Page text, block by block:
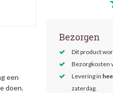
Bezorgen
Dit product
Bezorgkosten
Levering in
zaterdag.
een
doen.